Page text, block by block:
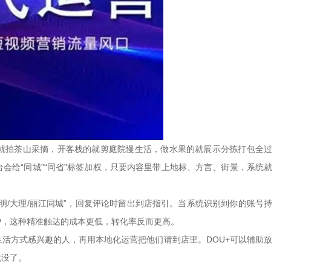
山采摘，开客栈的就剪庭院慢生活，做水果的就展示分拣打包全过
给“同城”“同省”标签加权，只要内容里带上地标、方言、街景，系统就
理/丽江同城”，回复评论时留出到店指引。当系统识别到你的账号持
这种精准触达的成本更低，转化率反而更高。
式感兴趣的人，再用本地化运营把他们请到店里。DOU+可以辅助放
了。